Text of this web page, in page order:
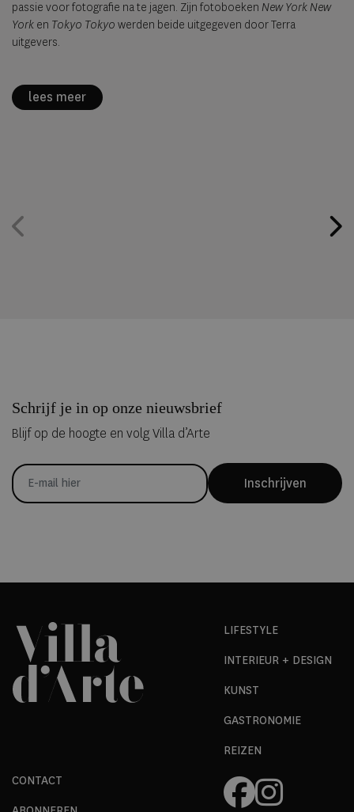
passie voor fotografie na te jagen. Zijn fotoboeken New York New
York en Tokyo Tokyo werden beide uitgegeven door Terra
uitgevers.
lees meer
Schrijf je in op onze nieuwsbrief
Blijf op de hoogte en volg Villa d’Arte
Inschrijven
LIFESTYLE
INTERIEUR + DESIGN
KUNST
GASTRONOMIE
REIZEN
CONTACT